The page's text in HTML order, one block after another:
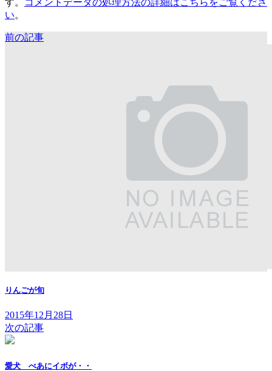
す。
コメントデータの処理方法の詳細はこちらをご覧くださ
い。
前の記事
りんごが旬
2015年12月28日
次の記事
愛犬 べあにイボが・・